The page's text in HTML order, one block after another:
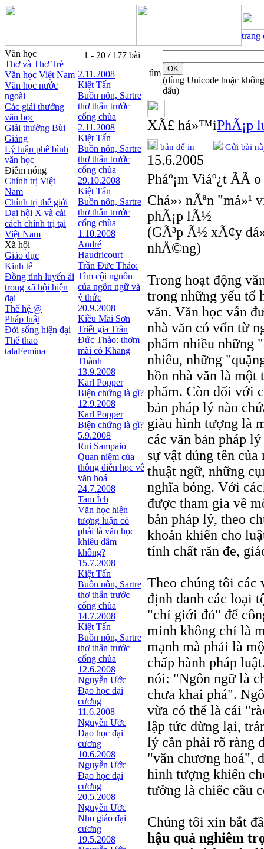
trang
Văn học
Thơ và Thơ Trẻ
Văn học Việt Nam
Văn học nước
ngoài
Các giải thưởng
văn học
Giải thưởng Bùi
Giáng
Lý luận phê bình
văn học
Điểm nóng
Chính trị Việt
Nam
Chính trị thế giới
Đại hội X và cải
cách chính trị tại
Việt Nam
Xã hội
Giáo dục
Kinh tế
Đồng tính luyến ái
trong xã hội hiện
đại
Thế hệ @
Pháp luật
Đời sống hiện đại
Thể thao
talaFemina
1 - 20 / 177 bài
2.11.2008
Kiệt Tấn
Buồn nôn, Sartre
thơ thẩn trước
cổng chùa
2.11.2008
Kiệt Tấn
Buồn nôn, Sartre
thơ thẩn trước
cổng chùa
29.10.2008
Kiệt Tấn
Buồn nôn, Sartre
thơ thẩn trước
cổng chùa
1.10.2008
André
Haudricourt
Trần Đức Thảo:
Tìm cội nguồn
của ngôn ngữ và
ý thức
20.9.2008
Kiều Mai Sơn
Triết gia Trần
Ðức Thảo: thơm
mãi cỏ Khang
Thành
13.9.2008
Karl Popper
Biện chứng là gì?
12.9.2008
Karl Popper
Biện chứng là gì?
5.9.2008
Rui Sampaio
Quan niệm của
thông diễn học về
văn hoá
24.7.2008
Tam Ích
Văn học hiện
tượng luận có
phải là văn học
khiêu dâm
không?
15.7.2008
Kiệt Tấn
Buồn nôn, Sartre
thơ thẩn trước
cổng chùa
14.7.2008
Kiệt Tấn
Buồn nôn, Sartre
thơ thẩn trước
cổng chùa
12.6.2008
Nguyễn Ước
Ðạo học đại
cương
11.6.2008
Nguyễn Ước
Ðạo học đại
cương
10.6.2008
Nguyễn Ước
Ðạo học đại
cương
20.5.2008
Nguyễn Ước
Nho giáo đại
cương
19.5.2008
tìm
(dùng Unicode hoặc không
dấu)
XÃ£ há»™iPhÃ¡p
bản để in Gửi bài
15.6.2005
Pháº¡m Viáº¿t ÃÃ o
Chá»› nÃªn "má»¹
phÃ¡p lÃ½
(GÃ³p Ã½ xÃ¢y
nhÅ©ng)
Trong hoạt động
trong những yếu tố
văn. Văn học vẫn
nhà văn có vốn từ
phẩm nhiều những
nhiêu, những
hồn nhà văn là một
phẩm. Còn đối với
bản pháp lý nào
giàu hình tượng là
các văn bản pháp
sự vật đúng tên
thuật ngữ, những
nghĩa bóng. Với
được tham gia về
bản pháp lý, theo
khoản khiến cho
tính chất răn đe,
Theo chúng tôi các
định danh các loại
"chỉ giới đỏ" để
minh không chỉ là
mạnh mà phải là
chấp hành pháp
nói: "Ngôn ngữ là
chưa khai phá".
vừa có thể là cái
lập tức dừng lại,
lý cần phải rõ ràng
"văn chương hoá",
hình tượng khiến
tưởng là chiếc cầu
Chúng tôi xin bắt
hậu quả nghiêm